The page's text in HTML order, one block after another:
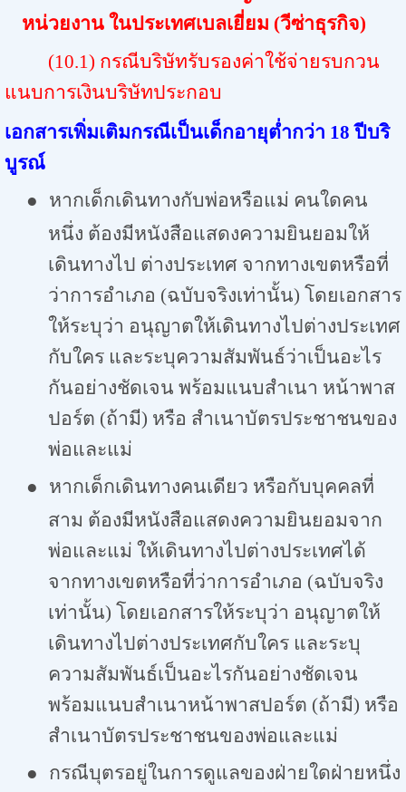
หน่วยงาน ในประเทศเบลเยี่ยม (วีซ่าธุรกิจ)
(10.1) กรณีบริษัทรับรองค่าใช้จ่ายรบกวน
แนบการเงินบริษัทประกอบ
เอกสารเพิ่มเติมกรณีเป็นเด็กอายุต่ำกว่า 18 ปีบริ
บูรณ์
●
หากเด็กเดินทางกับพ่อหรือแม่ คนใดคน
หนึ่ง ต้องมีหนังสือแสดงความยินยอมให้
เดินทางไป ต่างประเทศ จากทางเขตหรือที่
ว่าการอำเภอ (ฉบับจริงเท่านั้น) โดยเอกสาร
ให้ระบุว่า อนุญาตให้เดินทางไปต่างประเทศ
กับใคร และระบุความสัมพันธ์ว่าเป็นอะไร
กันอย่างชัดเจน พร้อมแนบสำเนา หน้าพาส
ปอร์ต (ถ้ามี) หรือ สำเนาบัตรประชาชนของ
พ่อและแม่
●
หากเด็กเดินทางคนเดียว หรือกับบุคคลที่
สาม ต้องมีหนังสือแสดงความยินยอมจาก
พ่อและแม่ ให้เดินทางไปต่างประเทศได้
จากทางเขตหรือที่ว่าการอำเภอ (ฉบับจริง
เท่านั้น) โดยเอกสารให้ระบุว่า อนุญาตให้
เดินทางไปต่างประเทศกับใคร และระบุ
ความสัมพันธ์เป็นอะไรกันอย่างชัดเจน
พร้อมแนบสำเนาหน้าพาสปอร์ต (ถ้ามี) หรือ
สำเนาบัตรประชาชนของพ่อและแม่
●
กรณีบุตรอยู่ในการดูแลของฝ่ายใดฝ่ายหนึ่ง